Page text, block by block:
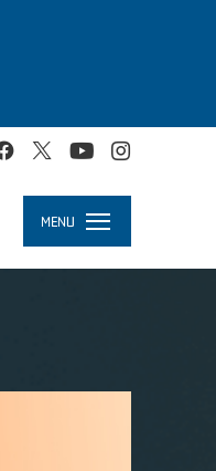
MENU
Toggle
navigation